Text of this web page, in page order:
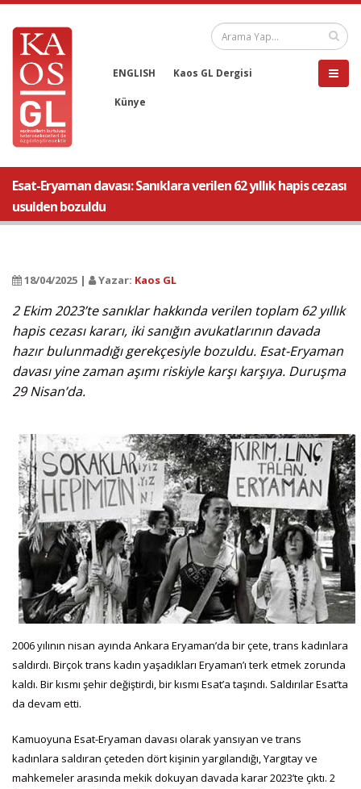
ENGLISH Kaos GL Dergisi
Künye
Esat-Eryaman davası: Sanıklara verilen 62 yıllık hapis cezası
usulden bozuldu
18/04/2025 | Yazar: Kaos GL
2 Ekim 2023’te sanıklar hakkında verilen toplam 62 yıllık
hapis cezası kararı, iki sanığın avukatlarının davada
hazır bulunmadığı gerekçesiyle bozuldu. Esat-Eryaman
davası yine zaman aşımı riskiyle karşı karşıya. Duruşma
29 Nisan’da.
2006 yılının nisan ayında Ankara Eryaman’da bir çete, trans kadınlara
saldırdı. Birçok trans kadın yaşadıkları Eryaman’ı terk etmek zorunda
kaldı. Bir kısmı şehir değiştirdi, bir kısmı Esat’a taşındı. Saldırılar Esat’ta
da devam etti.
Kamuoyuna Esat-Eryaman davası olarak yansıyan ve trans
kadınlara saldıran çeteden dört kişinin yargılandığı, Yargıtay ve
mahkemeler arasında mekik dokuyan davada karar 2023’te çıktı. 2